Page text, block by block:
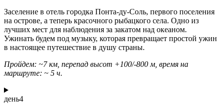
Заселение в отель городка Понта-ду-Соль, первого поселения
на острове, а теперь красочного рыбацкого села. Одно из
лучших мест для наблюдения за закатом над океаном.
Ужинать будем под музыку, которая превращает простой ужин
в настоящее путешествие в душу страны.
Пройдем: ~7 км, перепад высот +100/-800 м, время на
маршруте: ~ 5 ч.
день4